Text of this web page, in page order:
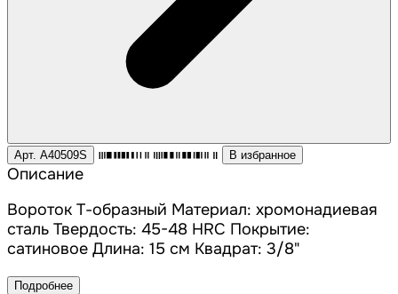
Арт. A40509S В избранное
Описание
Вороток Т-образный Материал: хромонадиевая
сталь Твердость: 45-48 HRC Покрытие:
сатиновое Длина: 15 см Квадрат: 3/8"
Подробнее